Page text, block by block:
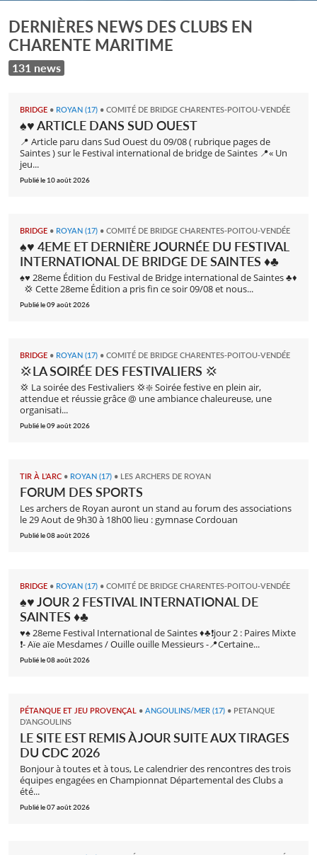
DERNIÈRES NEWS DES CLUBS EN
CHARENTE MARITIME
131 news
BRIDGE • ROYAN (17) • COMITÉ DE BRIDGE CHARENTES-POITOU-VENDÉE
♠️♥️ ARTICLE DANS SUD OUEST
📍 Article paru dans Sud Ouest du 09/08 ( rubrique pages de
Saintes ) sur le Festival international de bridge de Saintes 📍« Un
jeu...
Publié le 10 août 2026
BRIDGE • ROYAN (17) • COMITÉ DE BRIDGE CHARENTES-POITOU-VENDÉE
♠️♥️ 4EME ET DERNIÈRE JOURNÉE DU FESTIVAL
INTERNATIONAL DE BRIDGE DE SAINTES ♦️♣️
♠️♥️ 28eme Édition du Festival de Bridge international de Saintes ♣️♦️
💢 Cette 28eme Édition a pris fin ce soir 09/08 et nous...
Publié le 09 août 2026
BRIDGE • ROYAN (17) • COMITÉ DE BRIDGE CHARENTES-POITOU-VENDÉE
💢LA SOIRÉE DES FESTIVALIERS 💢
💢 La soirée des Festivaliers 💢❇️ Soirée festive en plein air,
attendue et réussie grâce @ une ambiance chaleureuse, une
organisati...
Publié le 09 août 2026
TIR À L'ARC • ROYAN (17) • LES ARCHERS DE ROYAN
FORUM DES SPORTS
Les archers de Royan auront un stand au forum des associations
le 29 Aout de 9h30 à 18h00 lieu : gymnase Cordouan
Publié le 08 août 2026
BRIDGE • ROYAN (17) • COMITÉ DE BRIDGE CHARENTES-POITOU-VENDÉE
♠️♥️ JOUR 2 FESTIVAL INTERNATIONAL DE
SAINTES ♦️♣️
♥️♠️ 28eme Festival International de Saintes ♦️♣️❗️jour 2 : Paires Mixte
❗️- Aïe aïe Mesdames / Ouille ouille Messieurs -📍Certaine...
Publié le 08 août 2026
PÉTANQUE ET JEU PROVENÇAL • ANGOULINS/MER (17) • PETANQUE
D'ANGOULINS
LE SITE EST REMIS À JOUR SUITE AUX TIRAGES
DU CDC 2026
Bonjour à toutes et à tous, Le calendrier des rencontres des trois
équipes engagées en Championnat Départemental des Clubs a
été...
Publié le 07 août 2026